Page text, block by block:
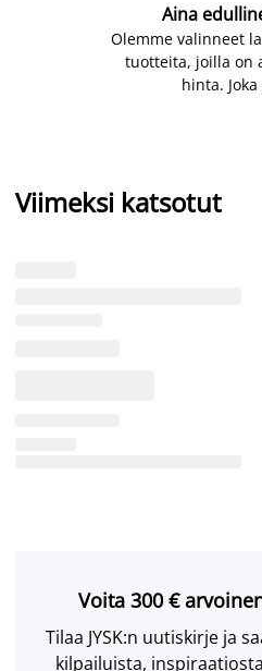
Aina
Olemme valinneet
tuotteita, joilla on
hinta.
Viimeksi katsotut
Voita 300 €
Tilaa JYSK:n uutiskirje ja
kilpailuista,